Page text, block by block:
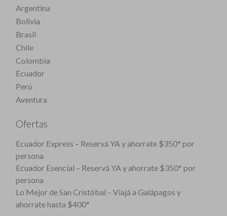
Argentina
Bolivia
Brasil
Chile
Colombia
Ecuador
Perú
Aventura
Ofertas
Ecuador Express – Reservá YA y ahorrate $350* por
persona
Ecuador Esencial – Reservá YA y ahorrate $350* por
persona
Lo Mejor de San Cristóbal – Viajá a Galápagos y
ahorrate hasta $400*